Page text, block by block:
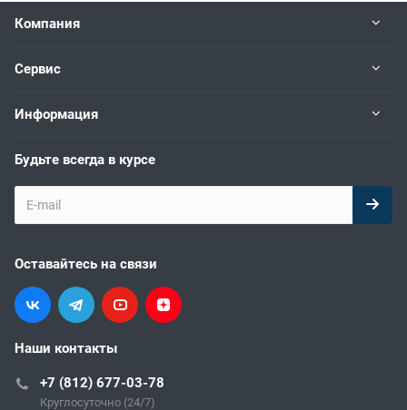
Компания
Сервис
Информация
Будьте всегда в курсе
Оставайтесь на связи
Наши контакты
+7 (812) 677-03-78
Круглосуточно (24/7)